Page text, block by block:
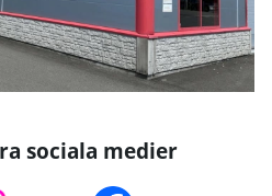
sociala medier